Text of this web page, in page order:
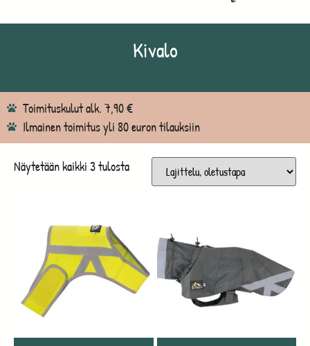
Kivalo
Toimituskulut alk. 7,90 €
Ilmainen toimitus yli 80 euron tilauksiin
Näytetään kaikki 3 tulosta